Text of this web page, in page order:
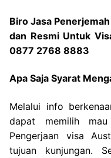
Biro Jasa
dan Resmi Untuk
0877 2768 8883
Apa Saja Syarat
Melalui info
dapat memilih
Pengerjaan visa
tujuan kunjungan.